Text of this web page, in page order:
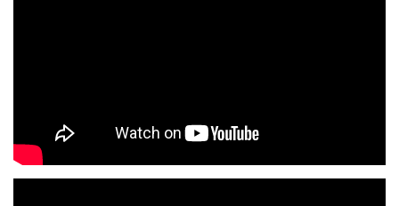
Lenie elk optreden om te toveren tot een feest van herkenning. Of
het nu gaat om een feesttent, evenement of besloten
gelegenheid: Lenie Gerrits brengt sfeer, emotie en gezelligheid